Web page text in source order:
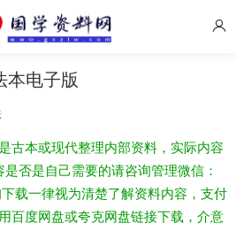
本电子版
古本或现代整理内部资料，实际内容
否是自己需要的请咨询管理微信：
载一律视为清楚了解资料内容，支付
百度网盘或夸克网盘链接下载，介意